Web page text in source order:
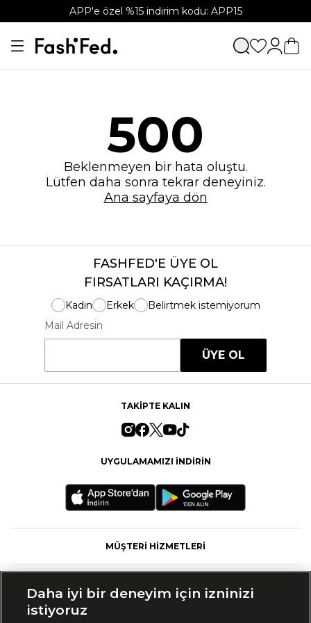
APP'e özel %15 indirim kodu: APP15
500
Beklenmeyen bir hata oluştu.
Lütfen daha sonra tekrar deneyiniz.
Ana sayfaya dön
FASHFED'E ÜYE OL
FIRSATLARI KAÇIRMA!
Kadın Erkek
Belirtmek istemiyorum
Mail Adresin
ÜYE OL
TAKİPTE KALIN
UYGULAMAMIZI İNDİRİN
MÜŞTERİ HİZMETLERİ
Daha iyi bir deneyim için izninizi
istiyoruz